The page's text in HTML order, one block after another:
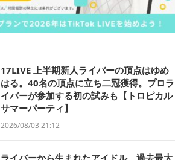
17LIVE 上半期新人ライバーの頂点はゆめ
はる。40名の頂点に立ち二冠獲得。プロラ
イバーが参加する初の試みも【トロピカル
サマーパーティ】
2026/08/03 21:12
ライバーから生まれたアイドル、過去最大